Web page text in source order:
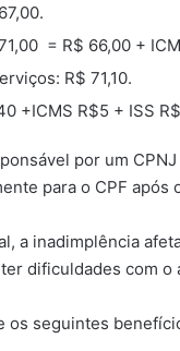
= R$ 66,00 +
R$ 71,10.
+ICMS R$5 + ISS
por um
para o CPF após
a inadimplência
dificuldades com
os seguintes